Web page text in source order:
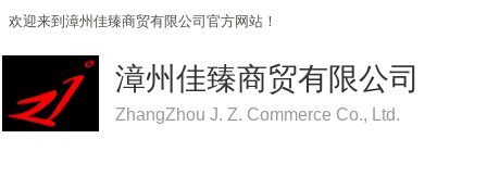
漳州佳臻商贸有限公司
ZhangZhou J. Z. Commerce Co., Ltd.
欢迎来到漳州佳臻商贸有限公司官方网站！